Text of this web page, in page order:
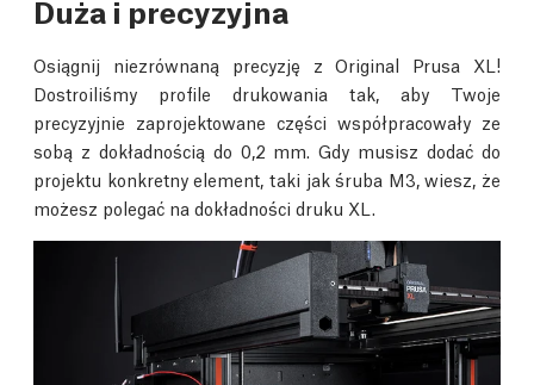
Duża i precyzyjna
Osiągnij niezrównaną precyzję z Original Prusa XL!
Dostroiliśmy profile drukowania tak, aby Twoje
precyzyjnie zaprojektowane części współpracowały ze
sobą z dokładnością do 0,2 mm. Gdy musisz dodać do
projektu konkretny element, taki jak śruba M3, wiesz, że
możesz polegać na dokładności druku XL.